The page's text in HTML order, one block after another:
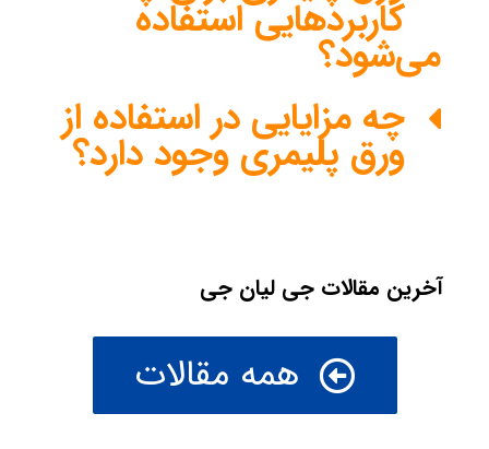
کاربردهایی استفاده
می‌شود؟
چه مزایایی در استفاده از
ورق پلیمری وجود دارد؟
آخرین مقالات جی لیان جی
همه مقالات